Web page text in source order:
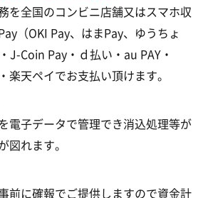
を全国のコンビニ店舗又はスマホ収
（OKI Pay、はまPay、ゆうちょ
J-Coin Pay・ｄ払い・au PAY・
楽天ペイでお支払い頂けます。
電子データで管理でき消込処理等が
図れます。
前に確報でご提供しますので資金計